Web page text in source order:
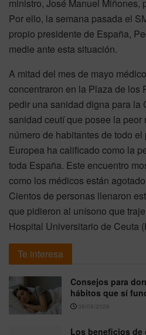
ministro, José Manuel Miñones,
Por ello, la semana pasada el
propio presidente de España,
medie ante esta situación.
A mitad del mes de mayo
concentraron en la Plaza de los
pedir una sanidad digna para la
sanidad ceutí que posee la peor
número de habitantes de todo
Europea ha calificado como la
toda España. Este encuentro
como los médicos están
Cientos de personas llenaron
que pidieron al unísono que
Hospital Universitario de Ceuta
Te interesa
Consejos para
hábitos que sí
08/08/2026
Los beneficios de